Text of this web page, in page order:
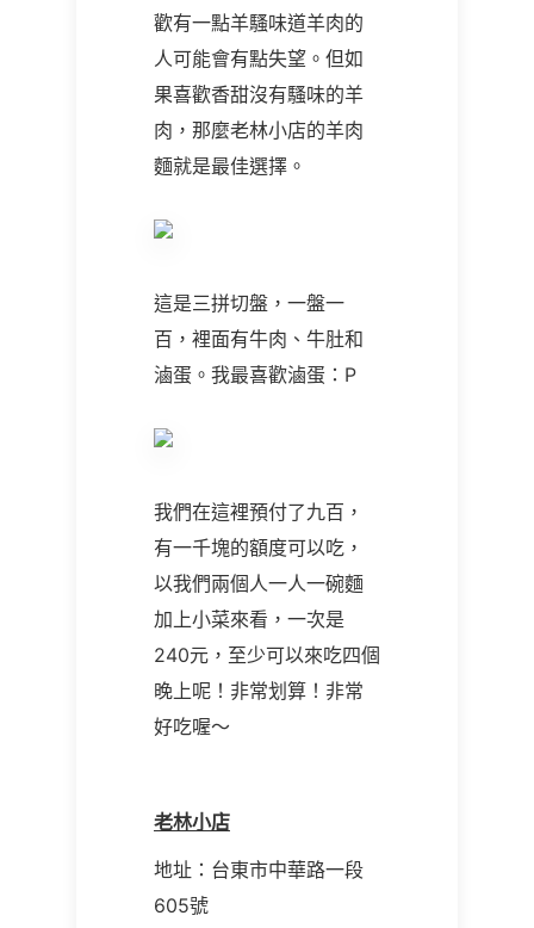
歡有一點羊騷味道羊肉的
人可能會有點失望。但如
果喜歡香甜沒有騷味的羊
肉，那麼老林小店的羊肉
麵就是最佳選擇。
這是三拼切盤，一盤一
百，裡面有牛肉、牛肚和
滷蛋。我最喜歡滷蛋：P
我們在這裡預付了九百，
有一千塊的額度可以吃，
以我們兩個人一人一碗麵
加上小菜來看，一次是
240元，至少可以來吃四個
晚上呢！非常划算！非常
好吃喔～
老林小店
地址：台東市中華路一段
605號